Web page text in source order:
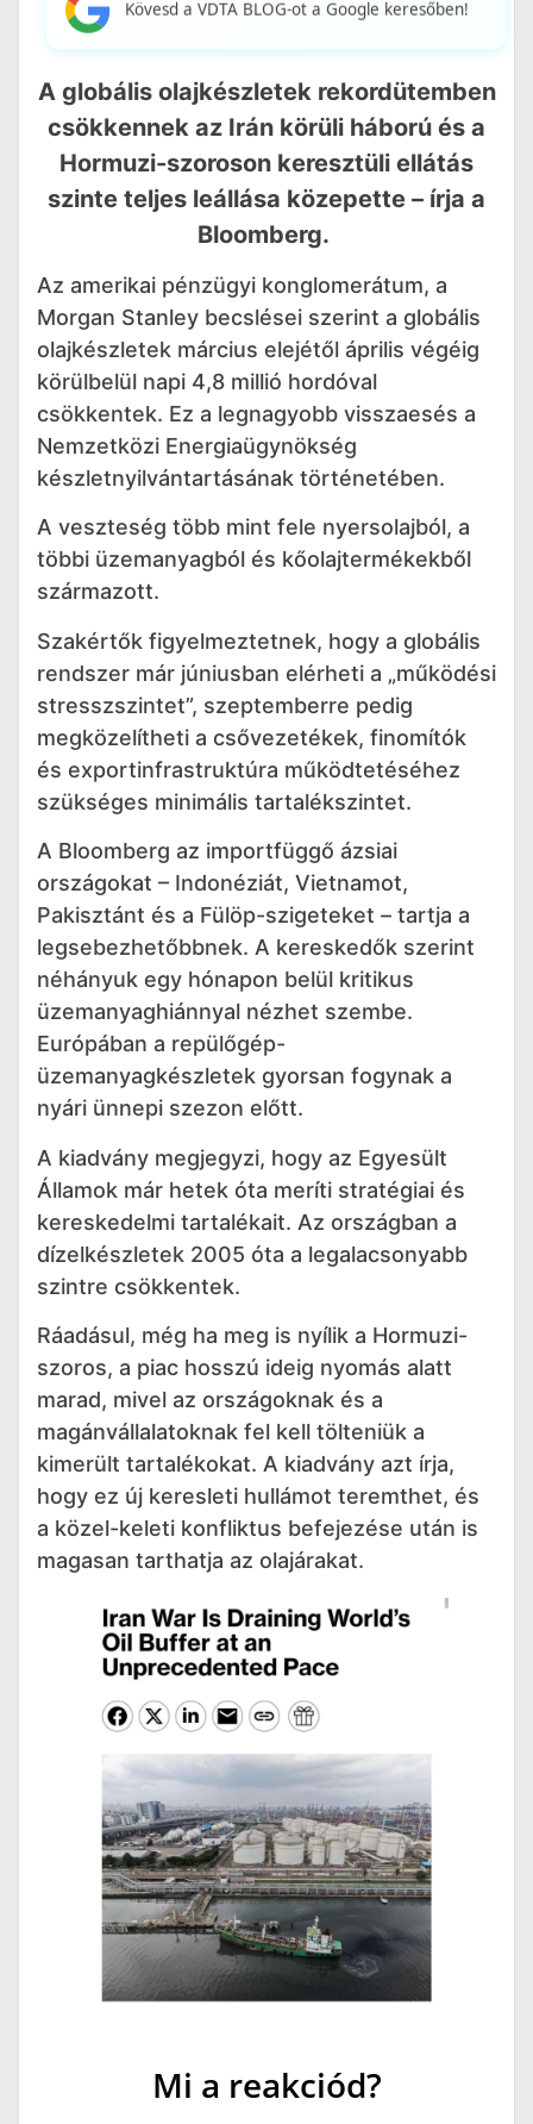
Kövesd a VDTA BLOG-ot a Google keresőben!
A globális olajkészletek rekordütemben
csökkennek az Irán körüli háború és a
Hormuzi-szoroson keresztüli ellátás
szinte teljes leállása közepette – írja a
Bloomberg.
Az amerikai pénzügyi konglomerátum, a
Morgan Stanley becslései szerint a globális
olajkészletek március elejétől április végéig
körülbelül napi 4,8 millió hordóval
csökkentek. Ez a legnagyobb visszaesés a
Nemzetközi Energiaügynökség
készletnyilvántartásának történetében.
A veszteség több mint fele nyersolajból, a
többi üzemanyagból és kőolajtermékekből
származott.
Szakértők figyelmeztetnek, hogy a globális
rendszer már júniusban elérheti a „működési
stresszszintet”, szeptemberre pedig
megközelítheti a csővezetékek, finomítók
és exportinfrastruktúra működtetéséhez
szükséges minimális tartalékszintet.
A Bloomberg az importfüggő ázsiai
országokat – Indonéziát, Vietnamot,
Pakisztánt és a Fülöp-szigeteket – tartja a
legsebezhetőbbnek. A kereskedők szerint
néhányuk egy hónapon belül kritikus
üzemanyaghiánnyal nézhet szembe.
Európában a repülőgép-
üzemanyagkészletek gyorsan fogynak a
nyári ünnepi szezon előtt.
A kiadvány megjegyzi, hogy az Egyesült
Államok már hetek óta meríti stratégiai és
kereskedelmi tartalékait. Az országban a
dízelkészletek 2005 óta a legalacsonyabb
szintre csökkentek.
Ráadásul, még ha meg is nyílik a Hormuzi-
szoros, a piac hosszú ideig nyomás alatt
marad, mivel az országoknak és a
magánvállalatoknak fel kell tölteniük a
kimerült tartalékokat. A kiadvány azt írja,
hogy ez új keresleti hullámot teremthet, és
a közel-keleti konfliktus befejezése után is
magasan tarthatja az olajárakat.
Mi a reakciód?